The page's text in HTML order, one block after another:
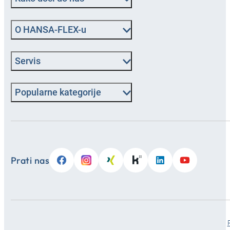
O HANSA‑FLEX-u
Servis
Popularne kategorije
Prati nas